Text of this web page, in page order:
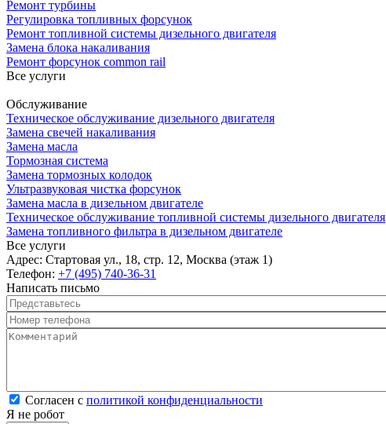
Ремонт турбины
Регулировка топливных форсунок
Ремонт топливной системы дизельного двигателя
Замена блока накаливания
Ремонт форсунок common rail
Все услуги
Обслуживание
Техническое обслуживание дизельного двигателя
Замена свечей накаливания
Замена масла
Тормозная система
Замена тормозных колодок
Ультразвуковая чистка форсунок
Замена масла в дизельном двигателе
Техническое обслуживание топливной системы дизельного двигателя
Замена топливного фильтра в дизельном двигателе
Все услуги
Адрес: Стартовая ул., 18, стр. 12, Москва (этаж 1)
Телефон: +7 (495) 740-36-31
Написать письмо
Представьтесь
Номер телефона
Комментарий
Согласен с политикой конфиденциальности*
Согласен с политикой конфиденциальности
Я не робот